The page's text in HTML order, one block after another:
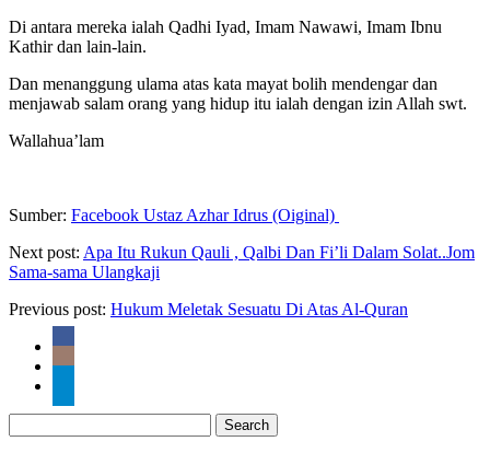
Di antara mereka ialah Qadhi Iyad, Imam Nawawi, Imam Ibnu
Kathir dan lain-lain.
Dan menanggung ulama atas kata mayat bolih mendengar dan
menjawab salam orang yang hidup itu ialah dengan izin Allah swt.
Wallahua’lam
Sumber: Facebook Ustaz Azhar Idrus (Oiginal)
Next post: Apa Itu Rukun Qauli , Qalbi Dan Fi’li Dalam Solat..Jom
Sama-sama Ulangkaji
Previous post: Hukum Meletak Sesuatu Di Atas Al-Quran
for: